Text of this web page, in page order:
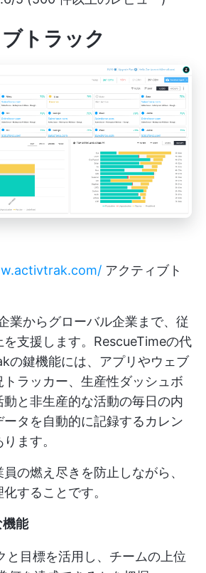
トラック
アクティブト
業からグローバル企業まで、従
支援します。RescueTimeの代
の鍵機能には、アプリやウェブ
ラッカー、生産性ダッシュボ
と非生産的な活動の毎日の内
タを自動的に記録するカレン
ます。
の燃え尽きを防止しながら、
することです。
能
と目標を活用し、チームの上位